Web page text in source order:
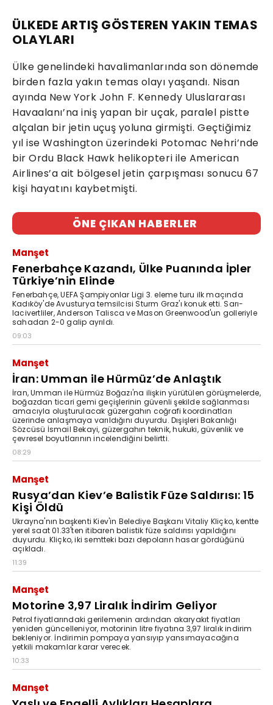
ÜLKEDE ARTIŞ GÖSTEREN YAKIN TEMAS
OLAYLARI
Ülke genelindeki havalimanlarında son dönemde
birden fazla yakın temas olayı yaşandı. Nisan
ayında New York John F. Kennedy Uluslararası
Havaalanı’na iniş yapan bir uçak, paralel pistte
alçalan bir jetin uçuş yoluna girmişti. Geçtiğimiz
yıl ise Washington üzerindeki Potomac Nehri’nde
bir Ordu Black Hawk helikopteri ile American
Airlines’a ait bölgesel jetin çarpışması sonucu 67
kişi hayatını kaybetmişti.
ÖNE ÇIKAN HABERLER
Manşet
Fenerbahçe Kazandı, Ülke Puanında İpler
Türkiye’nin Elinde
Fenerbahçe, UEFA Şampiyonlar Ligi 3. eleme turu ilk maçında
Kadıköy'de Avusturya temsilcisi Sturm Graz'ı konuk etti. Sarı-
lacivertliler, Anderson Talisca ve Mason Greenwood'un golleriyle
sahadan 2-0 galip ayrıldı.
09:03
Manşet
İran: Umman ile Hürmüz’de Anlaştık
İran, Umman ile Hürmüz Boğazı'na ilişkin yürütülen görüşmelerde,
boğazdan ticari gemi geçişlerinin güvenli şekilde sağlanması
amacıyla oluşturulacak güzergahın coğrafi koordinatları
üzerinde anlaşmaya varıldığını duyurdu. Dışişleri Bakanlığı
Sözcüsü İsmail Bekayi, güzergahın teknik, hukuki, güvenlik ve
çevresel boyutlarının incelendiğini belirtti.
08:29
Manşet
Rusya’dan Kiev’e Balistik Füze Saldırısı: 15
Kişi Öldü
Ukrayna'nın başkenti Kiev'in Belediye Başkanı Vitaliy Kliçko, kentte
yerel saat 01.33'ten itibaren balistik füze saldırısı yapıldığını
duyurdu. Kliçko, iki semtteki bazı depoların hasar gördüğünü
açıkladı.
11:39
Manşet
Motorine 3,97 Liralık İndirim Geliyor
Petrol fiyatlarındaki gerilemenin ardından akaryakıt fiyatları
yeniden güncelleniyor, motorinin litre fiyatına 3,97 liralık indirim
bekleniyor. İndirimin pompaya yansıyıp yansımayacağına
yetkili makamlar karar verecek.
10:33
Manşet